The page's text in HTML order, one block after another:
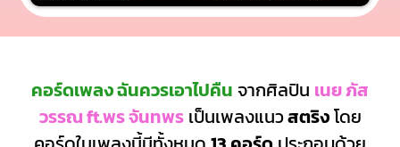
คอร์ดเพลง ฉันควรเอาไปคืน จากศิลปิน เนย ภัส
วรรณ ft.พร จันทพรเป็นเพลงแนวสตริงโดย